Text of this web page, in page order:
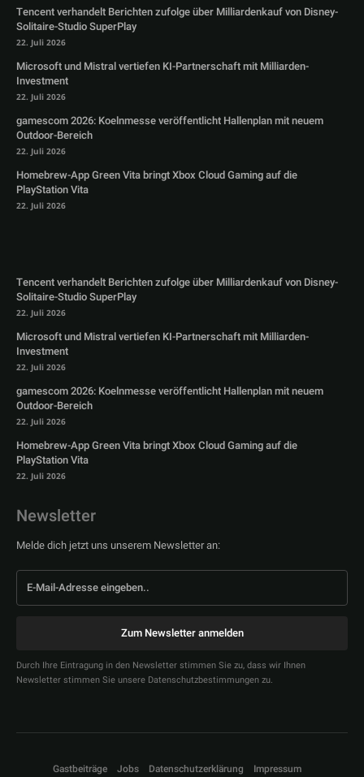
Tencent verhandelt Berichten zufolge über Milliardenkauf von Disney-
Solitaire-Studio SuperPlay
22. Juli 2026
Microsoft und Mistral vertiefen KI-Partnerschaft mit Milliarden-
Investment
22. Juli 2026
gamescom 2026: Koelnmesse veröffentlicht Hallenplan mit neuem
Outdoor-Bereich
22. Juli 2026
Homebrew-App Green Vita bringt Xbox Cloud Gaming auf die
PlayStation Vita
22. Juli 2026
Tencent verhandelt Berichten zufolge über Milliardenkauf von Disney-
Solitaire-Studio SuperPlay
22. Juli 2026
Microsoft und Mistral vertiefen KI-Partnerschaft mit Milliarden-
Investment
22. Juli 2026
gamescom 2026: Koelnmesse veröffentlicht Hallenplan mit neuem
Outdoor-Bereich
22. Juli 2026
Homebrew-App Green Vita bringt Xbox Cloud Gaming auf die
PlayStation Vita
22. Juli 2026
Newsletter
Melde dich jetzt uns unserem Newsletter an:
Zum Newsletter anmelden
Durch Ihre Eintragung in den Newsletter stimmen Sie zu, dass wir Ihnen
Newsletter stimmen Sie unsere Datenschutzbestimmungen zu.
Gastbeiträge Jobs Datenschutzerklärung Impressum